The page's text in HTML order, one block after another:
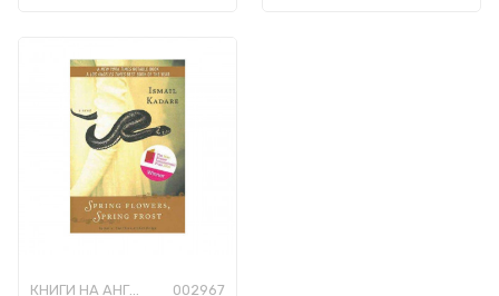
КНИГИ НА АНГЛИСКИ ЈАЗИК 002967